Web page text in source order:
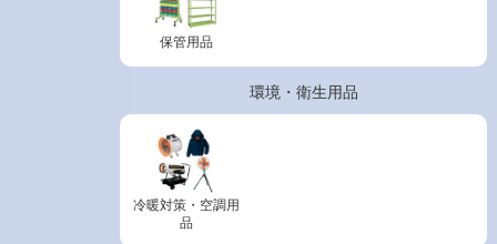
保管用品
環境・衛生用品
冷暖対策・空調用
品